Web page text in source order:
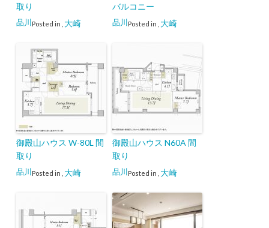
取り
Posted in
品川 大崎
バルコニー
Posted in
品川 大崎
御殿山ハウス W-80L 間
取り
Posted in
品川 大崎
御殿山ハウス N60A 間
取り
Posted in
品川 大崎